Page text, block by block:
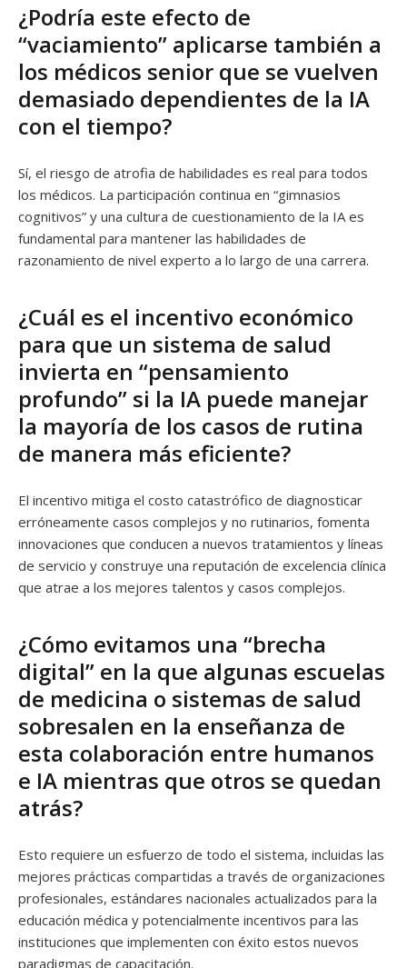
¿Podría este efecto de
“vaciamiento” aplicarse también a
los médicos senior que se vuelven
demasiado dependientes de la IA
con el tiempo?
Sí, el riesgo de atrofia de habilidades es real para todos
los médicos. La participación continua en “gimnasios
cognitivos” y una cultura de cuestionamiento de la IA es
fundamental para mantener las habilidades de
razonamiento de nivel experto a lo largo de una carrera.
¿Cuál es el incentivo económico
para que un sistema de salud
invierta en “pensamiento
profundo” si la IA puede manejar
la mayoría de los casos de rutina
de manera más eficiente?
El incentivo mitiga el costo catastrófico de diagnosticar
erróneamente casos complejos y no rutinarios, fomenta
innovaciones que conducen a nuevos tratamientos y líneas
de servicio y construye una reputación de excelencia clínica
que atrae a los mejores talentos y casos complejos.
¿Cómo evitamos una “brecha
digital” en la que algunas escuelas
de medicina o sistemas de salud
sobresalen en la enseñanza de
esta colaboración entre humanos
e IA mientras que otros se quedan
atrás?
Esto requiere un esfuerzo de todo el sistema, incluidas las
mejores prácticas compartidas a través de organizaciones
profesionales, estándares nacionales actualizados para la
educación médica y potencialmente incentivos para las
instituciones que implementen con éxito estos nuevos
paradigmas de capacitación.